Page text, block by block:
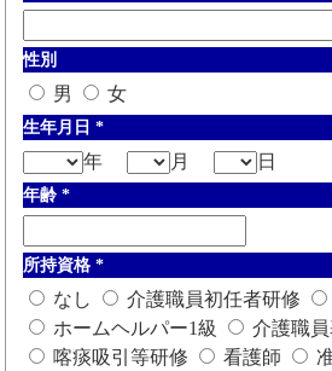
性別
男 女
生年月日 *
年 月 日
年齢 *
所持資格 *
なし 介護職員初任者研修
ホームヘルパー1級
介護職
喀痰吸引等研修
看護師